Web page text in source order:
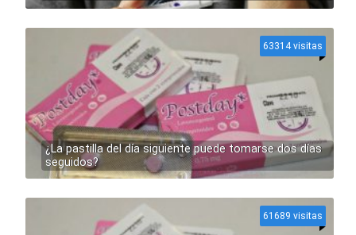
¿La pastilla del día siguiente puede tomarse dos días
seguidos?
63314 visitas
61689 visitas